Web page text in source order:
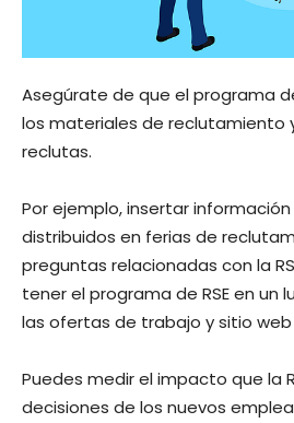
Asegúrate de que el programa
los materiales de reclutamiento
reclutas.
Por ejemplo, insertar información
distribuidos en ferias de
preguntas relacionadas con la
tener el programa de RSE en un
las ofertas de trabajo y sitio
Puedes medir el impacto que la
decisiones de los nuevos